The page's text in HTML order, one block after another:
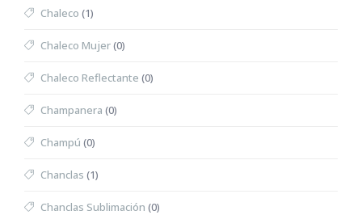
Chaleco (1)
Chaleco Mujer(0)
Chaleco Reflectante (0)
Champanera (0)
Champú (0)
Chanclas (1)
Chanclas Sublimación (0)